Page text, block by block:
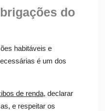
do
habitáveis e
é um dos
de renda, declarar
e respeitar os